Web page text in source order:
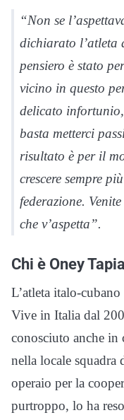
“Non se
dichiarato l’atleta
pensiero è stato
vicino in questo
delicato infortunio,
basta metterci
risultato è per il
crescere sempre
federazione.
che v’aspetta”.
Chi è Oney Tapia
L’atleta italo-
Vive in Italia dal
conosciuto anche
nella locale
operaio per la
purtroppo, lo ha